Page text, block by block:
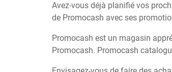
Avez-vous déjà planifié vos
de Promocash avec ses
Promocash est un magasin
Promocash. Promocash